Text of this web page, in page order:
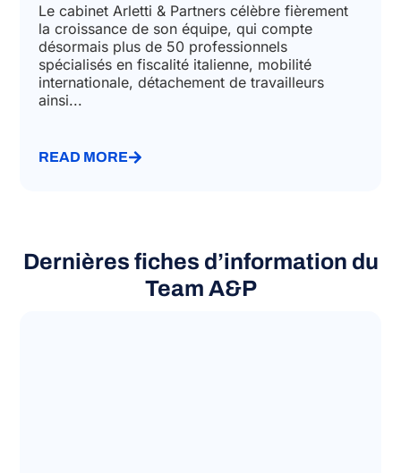
Le cabinet Arletti & Partners célèbre fièrement
la croissance de son équipe, qui compte
désormais plus de 50 professionnels
spécialisés en fiscalité italienne, mobilité
internationale, détachement de travailleurs
ainsi...
READ MORE
Dernières fiches d’information du
Team A&P